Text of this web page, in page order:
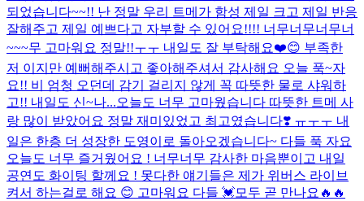
되었습니다~~!! 난 정말 우리 트메가 함성 제일 크고 제일 반응
잘해주고 제일 예쁘다고 자부할 수 있어요!!!! 너무너무너무너
~~~무 고마워요 정말!!ㅜㅜ 내일도 잘 부탁해요❤️😊 부족한
저 이지만 예뻐해주시고 좋아해주셔서 감사해요 오늘 푹~자
요!! 비 엄청 오던데 감기 걸리지 않게 꼭 따뜻한 물로 샤워하
고!! 내일도 신~나...오늘도 너무 고마웠습니다 따뜻한 트메 사
랑 많이 받았어요 정말 재미있었고 최고였습니다❣️ ㅠㅜㅜ 내
일은 한층 더 성장한 도영이로 돌아오겠습니다~ 다들 푹 자요
오늘도 너무 즐거웠어요 ! 너무너무 감사한 마음뿐이고 내일
공연도 화이팅 할께요 ! 못다한 얘기들은 제가 위버스 라이브
켜서 하는걸로 해요 😊 고마워요 다들 💓모두 곧 만나요🔥🔥